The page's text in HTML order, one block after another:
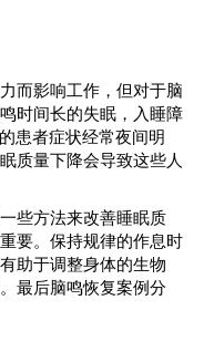
而影响工作，但对于脑
时间长的失眠，入睡障
患者症状经常夜间明
质量下降会导致这些人
些方法来改善睡眠质
要。保持规律的作息时
助于调整身体的生物
最后脑鸣恢复案例分